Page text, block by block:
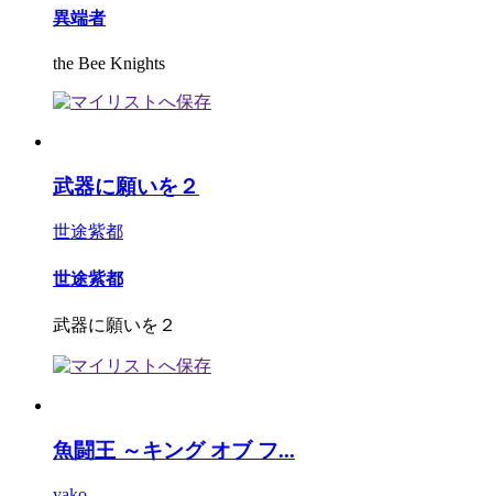
異端者
the Bee Knights
武器に願いを２
世途紫都
世途紫都
武器に願いを２
魚闘王 ～キング オブ フ...